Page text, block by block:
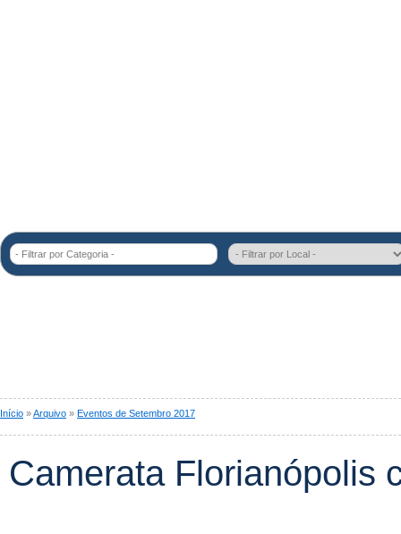
- Filtrar por Categoria -
Início »Arquivo » Eventos de Setembro 2017
Camerata Florianópolis